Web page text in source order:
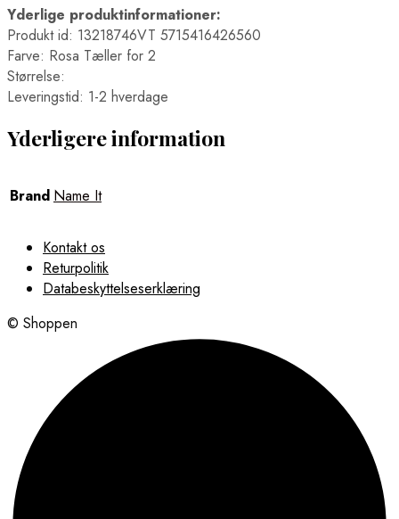
Yderlige produktinformationer:
Produkt id: 13218746VT 5715416426560
Farve: Rosa Tæller for 2
Størrelse:
Leveringstid: 1-2 hverdage
Yderligere information
Brand Name It
Kontakt os
Returpolitik
Databeskyttelseserklæring
© Shoppen